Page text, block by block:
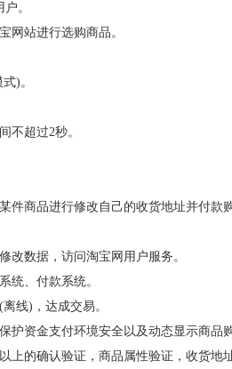
。
站进行选购商品。
)。
超过2秒。
商品进行修改自己的收货地址并付款购
数据，访问淘宝网用户服务。
、付款系统。
线)，达成交易。
资金支付环境安全以及动态显示商品购
的确认验证，商品属性验证，收货地址